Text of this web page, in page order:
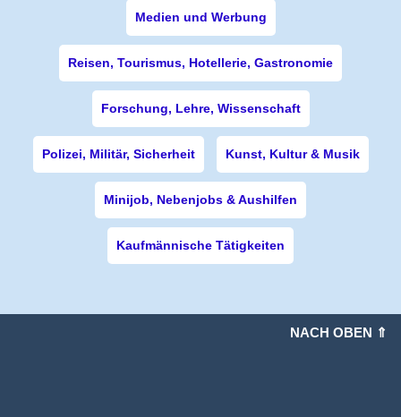
Medien und Werbung
Reisen, Tourismus, Hotellerie, Gastronomie
Forschung, Lehre, Wissenschaft
Polizei, Militär, Sicherheit Kunst, Kultur & Musik
Minijob, Nebenjobs & Aushilfen
Kaufmännische Tätigkeiten
NACH OBEN ⇑